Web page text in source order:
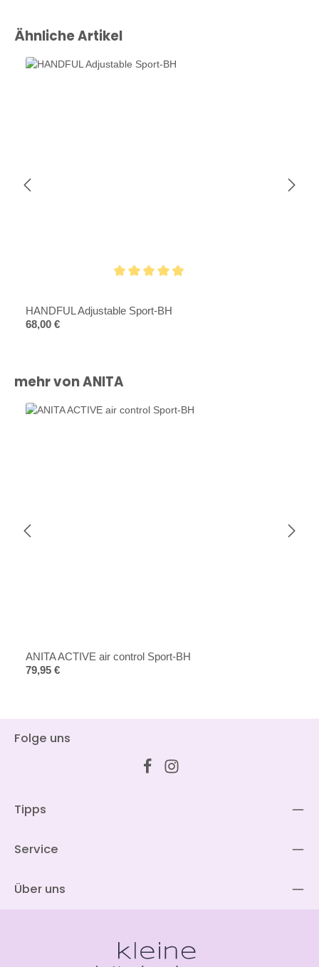
Produktgalerie überspringen
Ähnliche Artikel
HANDFUL Adjustable Sport-BH
Regulärer Preis:
68,00 €
Produktgalerie überspringen
mehr von ANITA
ANITA ACTIVE air control Sport-BH
Regulärer Preis:
79,95 €
Folge uns
Tipps
Service
Über uns